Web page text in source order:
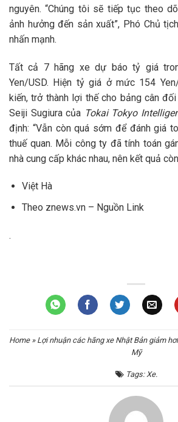
nguyên. “Chúng tôi sẽ tiếp tục theo
ảnh hưởng đến sản xuất”, Phó Chủ
nhấn mạnh.
Tất cả 7 hãng xe dự báo tỷ giá
Yen/USD. Hiện tỷ giá ở mức 154
kiến, trở thành lợi thế cho bảng cân
Seiji Sugiura của Tokai Tokyo
định: “Vẫn còn quá sớm để đánh giá
thuế quan. Mỗi công ty đã tính toán
nhà cung cấp khác nhau, nên kết quả
Việt Hà
Theo znews.vn – Nguồn Link
.
Home» Lợi nhuận các hãng xe Nhật Bản giảm
Mỹ
Tags:Xe.